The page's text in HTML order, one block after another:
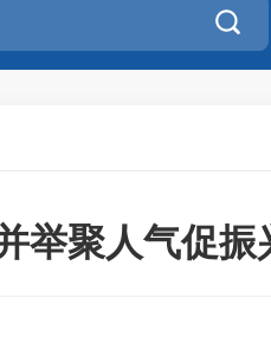

举聚人气促振